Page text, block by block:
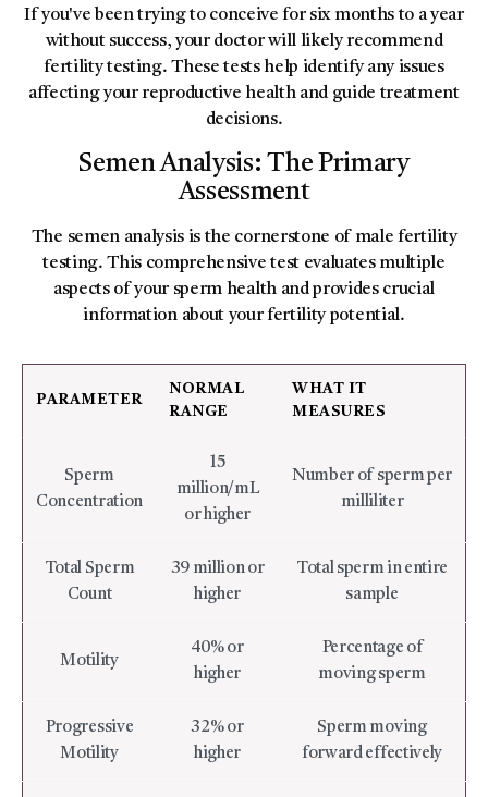
If you've been trying to conceive for six months to a year
without success, your doctor will likely recommend
fertility testing. These tests help identify any issues
affecting your reproductive health and guide treatment
decisions.
Semen Analysis: The Primary
Assessment
The semen analysis is the cornerstone of male fertility
testing. This comprehensive test evaluates multiple
aspects of your sperm health and provides crucial
information about your fertility potential.
PARAMETER
NORMAL
RANGE
WHAT IT
MEASURES
Sperm
Concentration
15
million/mL
or higher
Number of sperm per
milliliter
Total Sperm
Count
39 million or
higher
Total sperm in entire
sample
Motility
40% or
higher
Percentage of
moving sperm
Progressive
Motility
32% or
higher
Sperm moving
forward effectively